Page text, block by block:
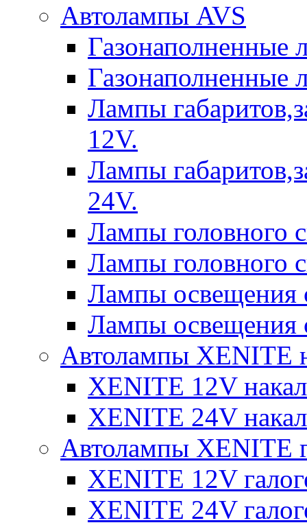
Автолампы AVS
Газонаполненные
Газонаполненные
Лампы
12V.
Лампы
24V.
Лампы головного
Лампы головного
Лампы освещения
Лампы освещения
Автолампы XENITE
XENITE 12V
XENITE 24V
Автолампы XENITE
XENITE 12V
XENITE 24V